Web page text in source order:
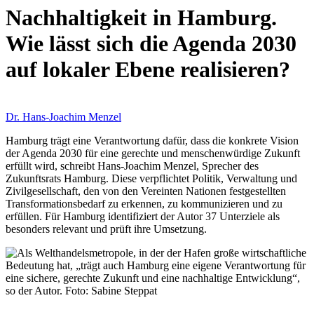
Nachhaltigkeit in Hamburg.
Wie lässt sich die Agenda 2030
auf lokaler Ebene realisieren?
Dr. Hans-Joachim Menzel
Hamburg trägt eine Verantwortung dafür, dass die konkrete Vision
der Agenda 2030 für eine gerechte und menschenwürdige Zukunft
erfüllt wird, schreibt Hans-Joachim Menzel, Sprecher des
Zukunftsrats Hamburg. Diese verpflichtet Politik, Verwaltung und
Zivilgesellschaft, den von den Vereinten Nationen festgestellten
Transformationsbedarf zu erkennen, zu kommunizieren und zu
erfüllen. Für Hamburg identifiziert der Autor 37 Unterziele als
besonders relevant und prüft ihre Umsetzung.